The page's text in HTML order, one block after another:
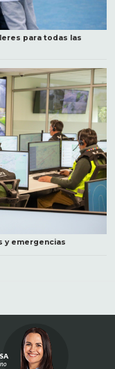
para todas las
y emergencias